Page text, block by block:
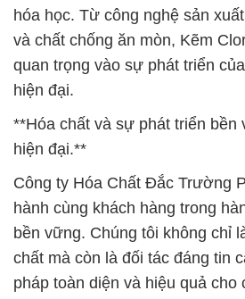
hóa học. Từ công nghệ sản
và chất chống ăn mòn, Kẽm
quan trọng vào sự phát triển
hiện đại.
**Hóa chất và sự phát triển bền
hiện đại.**
Công ty Hóa Chất Đắc Trường
hành cùng khách hàng trong
bền vững. Chúng tôi không chỉ
chất mà còn là đối tác đáng tin
pháp toàn diện và hiệu quả cho